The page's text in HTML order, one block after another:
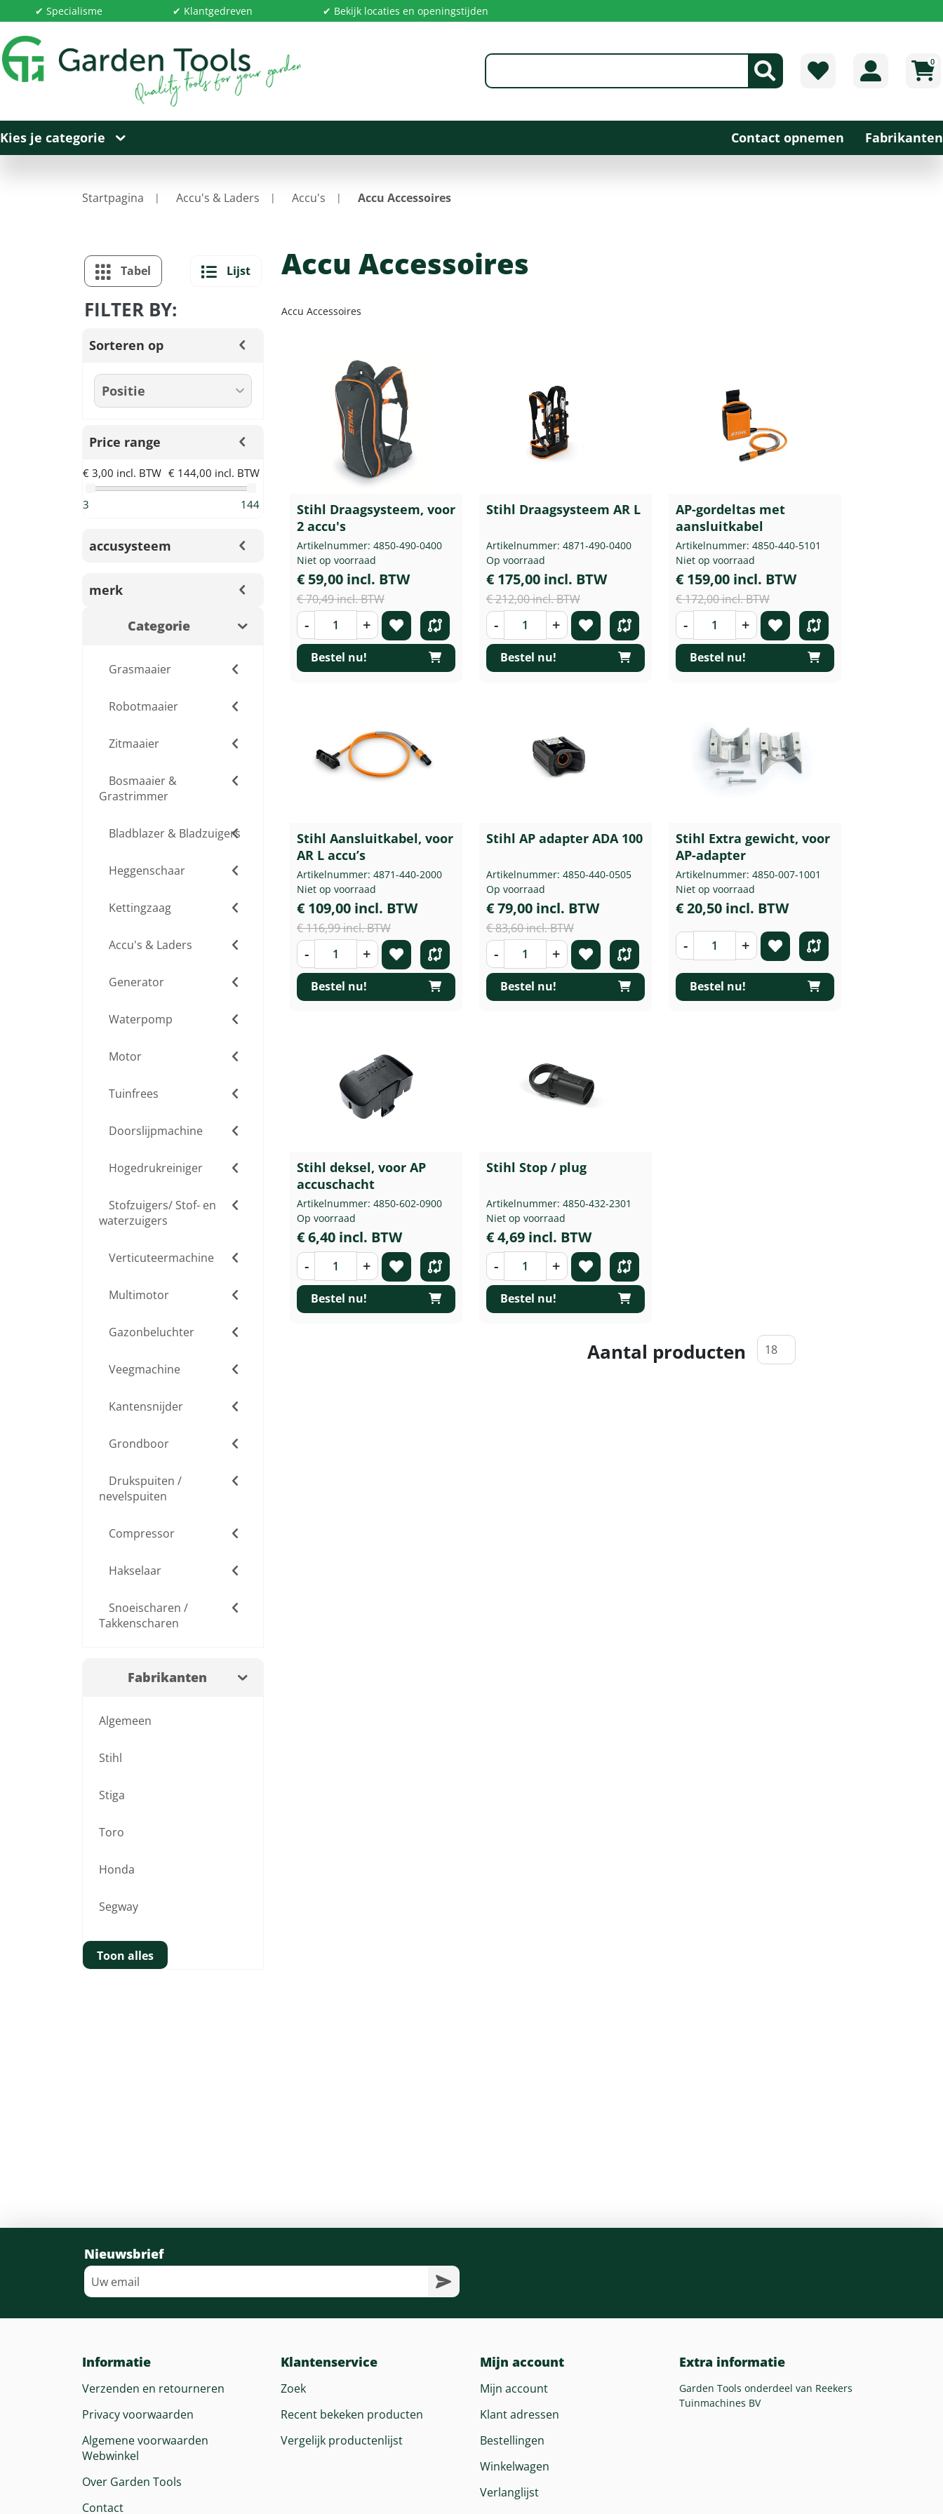
✔ Specialisme ✔ Klantgedreven ✔ Bekijk locaties en openingstijden
0
Kies je categorie Contact opnemen Fabrikanten
Startpagina Accu's & Laders Accu's Accu Accessoires
Tabel Lijst
FILTER BY:
Sorteren op
Price range
€ 3,00 incl. BTW € 144,00 incl. BTW
3 144
accusysteem
merk
Categorie
Grasmaaier
Robotmaaier
Zitmaaier
Bosmaaier &
Grastrimmer
Bladblazer & Bladzuigers
Heggenschaar
Kettingzaag
Accu's & Laders
Generator
Waterpomp
Motor
Tuinfrees
Doorslijpmachine
Hogedrukreiniger
Stofzuigers/ Stof- en
waterzuigers
Verticuteermachine
Multimotor
Gazonbeluchter
Veegmachine
Kantensnijder
Grondboor
Drukspuiten /
nevelspuiten
Compressor
Hakselaar
Snoeischaren /
Takkenscharen
Fabrikanten
Algemeen
Stihl
Stiga
Toro
Honda
Segway
Toon alles
Accu Accessoires
Accu Accessoires
Stihl Draagsysteem, voor
2 accu's
Artikelnummer: 4850-490-0400
Niet op voorraad
€ 70,49 incl. BTW
€ 59,00 incl. BTW
- +
Bestel nu!
Stihl Draagsysteem AR L
Artikelnummer: 4871-490-0400
Op voorraad
€ 212,00 incl. BTW
€ 175,00 incl. BTW
- +
Bestel nu!
AP-gordeltas met
aansluitkabel
Artikelnummer: 4850-440-5101
Niet op voorraad
€ 172,00 incl. BTW
€ 159,00 incl. BTW
- +
Bestel nu!
Stihl Aansluitkabel, voor
AR L accu’s
Artikelnummer: 4871-440-2000
Niet op voorraad
€ 116,99 incl. BTW
€ 109,00 incl. BTW
- +
Bestel nu!
Stihl AP adapter ADA 100
Artikelnummer: 4850-440-0505
Op voorraad
€ 83,60 incl. BTW
€ 79,00 incl. BTW
- +
Bestel nu!
Stihl Extra gewicht, voor
AP-adapter
Artikelnummer: 4850-007-1001
Niet op voorraad
€ 20,50 incl. BTW
-
+
Bestel nu!
Stihl deksel, voor AP
accuschacht
Artikelnummer: 4850-602-0900
Op voorraad
€ 6,40 incl. BTW
-
+
Bestel nu!
Stihl Stop / plug
Artikelnummer: 4850-432-2301
Niet op voorraad
€ 4,69 incl. BTW
-
+
Bestel nu!
Aantal producten
Nieuwsbrief
Informatie
Verzenden en retourneren
Privacy voorwaarden
Algemene voorwaarden
Webwinkel
Over Garden Tools
Contact
Klantenservice
Zoek
Recent bekeken producten
Vergelijk productenlijst
Mijn account
Mijn account
Klant adressen
Bestellingen
Winkelwagen
Verlanglijst
Extra informatie
Garden Tools onderdeel van Reekers
Tuinmachines BV